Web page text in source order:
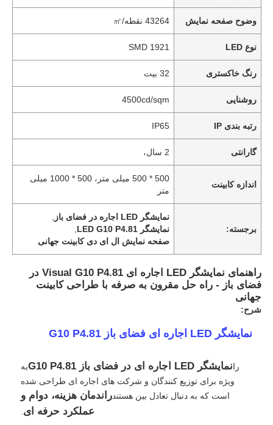
وضوح صفحه نمایش 43264 نقطه/㎡
نوع LED SMD 1921
رنگ خاکستری 32 بیت
روشنایی 4500cd/sqm
رتبه بندی IP IP65
گارانتی 2 سال،
اندازه کابینت
500 * 500 میلی متر، 500 * 1000 میلی
متر
برجسته:
نمایشگر LED اجاره در فضای باز
نمایشگر LED G10 P4.81
صفحه نمایش ال ای دی کابینت جهانی
راهنمای نمایشگر LED اجاره ای Visual G10 P4.81 در
فضای باز - راه حل مقرون به صرفه با طراحی کابینت
جهانی
شرح:
نمایشگر LED اجاره ای فضای باز G10 P4.81
رانمایشگر LED اجاره ای در فضای باز G10 P4.81
به
ویژه برای توزیع کنندگان و شرکت های اجاره ای طراحی شده
است که به دنبال تعادل بین هستندراندمان هزینه، دوام و
عملکرد حرفه ای